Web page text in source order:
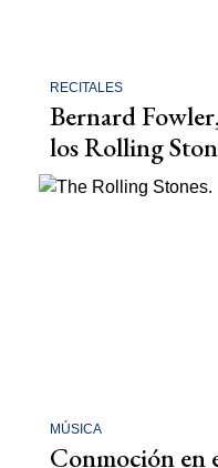
RECITALES
Bernard
los Rolling
MÚSICA
Conmoción en